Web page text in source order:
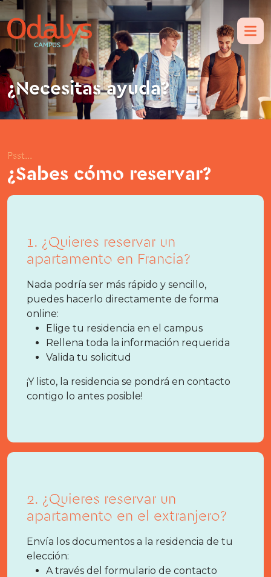
¿Necesitas ayuda?
Psst...
¿Sabes cómo reservar?
1. ¿Quieres reservar un
apartamento en Francia?
Nada podría ser más rápido y sencillo,
puedes hacerlo directamente de forma
online:
Elige tu residencia en el campus
Rellena toda la información requerida
Valida tu solicitud
¡Y listo, la residencia se pondrá en contacto
contigo lo antes posible!
2. ¿Quieres reservar un
apartamento en el extranjero?
Envía los documentos a la residencia de tu
elección:
A través del formulario de contacto